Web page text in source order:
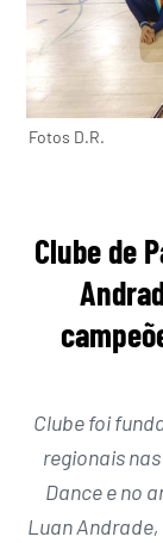
Fotos D.R.
Clube de
Clube foi
regionais
Dance e no
Luan